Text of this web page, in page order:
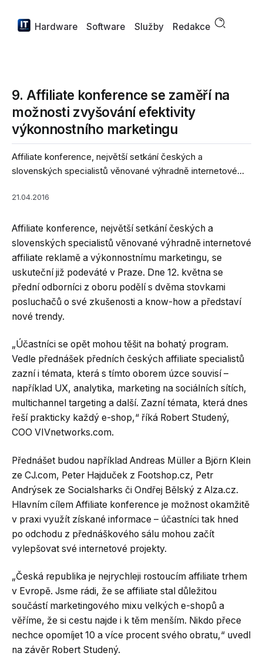
Hardware Software Služby Redakce
9. Affiliate konference se zaměří na
možnosti zvyšování efektivity
výkonnostního marketingu
Affiliate konference, největší setkání českých a
slovenských specialistů věnované výhradně internetové...
21.04.2016
Affiliate konference, největší setkání českých a
slovenských specialistů věnované výhradně internetové
affiliate reklamě a výkonnostnímu marketingu, se
uskuteční již podeváté v Praze. Dne 12. května se
přední odborníci z oboru podělí s dvěma stovkami
posluchačů o své zkušenosti a know-how a představí
nové trendy.
„Účastníci se opět mohou těšit na bohatý program.
Vedle přednášek předních českých affiliate specialistů
zazní i témata, která s tímto oborem úzce souvisí –
například UX, analytika, marketing na sociálních sítích,
multichannel targeting a další. Zazní témata, která dnes
řeší prakticky každý e-shop,“ říká Robert Studený,
COO VIVnetworks.com.
Přednášet budou například Andreas Müller a Björn Klein
ze CJ.com, Peter Hajduček z Footshop.cz, Petr
Andrýsek ze Socialsharks či Ondřej Bělský z Alza.cz.
Hlavním cílem Affiliate konference je možnost okamžitě
v praxi využít získané informace – účastníci tak hned
po odchodu z přednáškového sálu mohou začít
vylepšovat své internetové projekty.
„Česká republika je nejrychleji rostoucím affiliate trhem
v Evropě. Jsme rádi, že se affiliate stal důležitou
součástí marketingového mixu velkých e-shopů a
věříme, že si cestu najde i k těm menším. Nikdo přece
nechce opomíjet 10 a více procent svého obratu,“ uvedl
na závěr Robert Studený.